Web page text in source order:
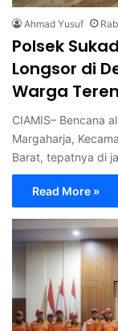
Ahmad Yusuf
Polsek
Longsor di
Warga
CIAMIS– Bencana
Margaharja,
Barat, tepatnya di
Read More »